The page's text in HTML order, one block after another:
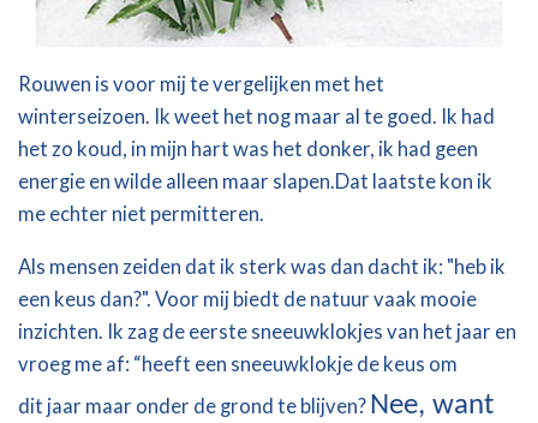
Rouwen is voor mij te vergelijken met het
winterseizoen. Ik weet het nog maar al te goed. Ik had
het zo koud, in mijn hart was het donker, ik had geen
energie en wilde alleen maar slapen.Dat laatste kon ik
me echter niet permitteren.
Als mensen zeiden dat ik sterk was dan dacht ik: "heb ik
een keus dan?". Voor mij biedt de natuur vaak mooie
inzichten. Ik zag de eerste sneeuwklokjes van het jaar en
vroeg me af: “heeft een sneeuwklokje de keus om
dit jaar maar onder de grond te blijven? Nee, want